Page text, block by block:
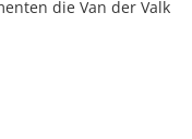
die Van der Valk